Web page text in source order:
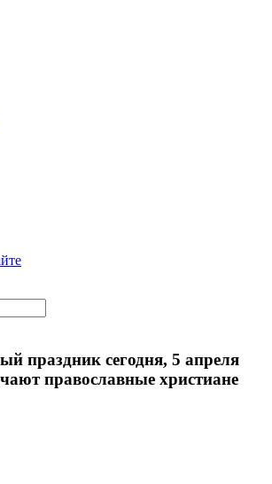
праздник сегодня, 5 апреля
православные христиане